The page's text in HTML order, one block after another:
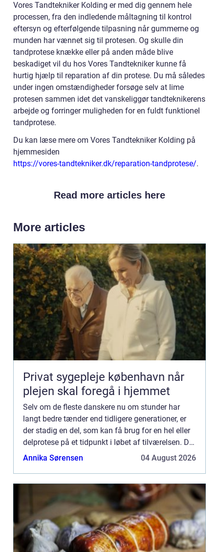
Vores Tandtekniker Kolding er med dig gennem hele
processen, fra den indledende måltagning til kontrol
eftersyn og efterfølgende tilpasning når gummerne og
munden har vænnet sig til protesen. Og skulle din
tandprotese knække eller på anden måde blive
beskadiget vil du hos Vores Tandtekniker kunne få
hurtig hjælp til reparation af din protese. Du må således
under ingen omstændigheder forsøge selv at lime
protesen sammen idet det vanskeliggør tandteknikerens
arbejde og forringer muligheden for en fuldt funktionel
tandprotese.
Du kan læse mere om Vores Tandtekniker Kolding på
hjemmesiden
https://vores-tandtekniker.dk/reparation-tandprotese/.
Read more articles here
More articles
Privat sygepleje københavn når
plejen skal foregå i hjemmet
Selv om de fleste danskere nu om stunder har
langt bedre tænder end tidligere generationer, er
der stadig en del, som kan få brug for en hel eller
delprotese på et tidpunkt i løbet af tilværelsen. Det
kan for eksempel være at man har beskadiget en
Annika Sørensen 04 August 2026